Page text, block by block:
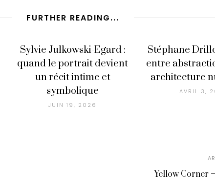
FURTHER READING...
Sylvie Julkowski-Egard :
quand le portrait devient
un récit intime et
symbolique
JUIN 19, 2026
Stéphane
entre
architecture
AVRIL 3,
Yellow Corner